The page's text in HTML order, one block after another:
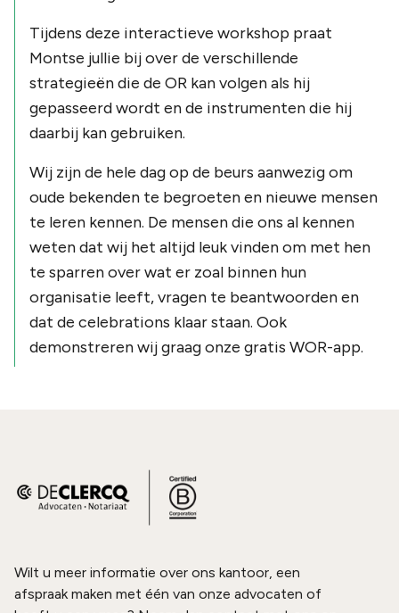
Tijdens deze interactieve workshop praat
Montse jullie bij over de verschillende
strategieën die de OR kan volgen als hij
gepasseerd wordt en de instrumenten die hij
daarbij kan gebruiken.
Wij zijn de hele dag op de beurs aanwezig om
oude bekenden te begroeten en nieuwe mensen
te leren kennen. De mensen die ons al kennen
weten dat wij het altijd leuk vinden om met hen
te sparren over wat er zoal binnen hun
organisatie leeft, vragen te beantwoorden en
dat de celebrations klaar staan. Ook
demonstreren wij graag onze gratis WOR-app.
Wilt u meer informatie over ons kantoor, een
afspraak maken met één van onze advocaten of